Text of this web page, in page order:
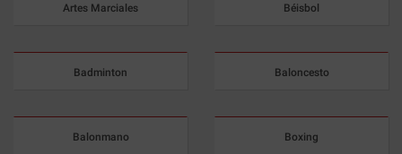
Artes Marciales Béisbol
Badminton Baloncesto
Balonmano Boxing